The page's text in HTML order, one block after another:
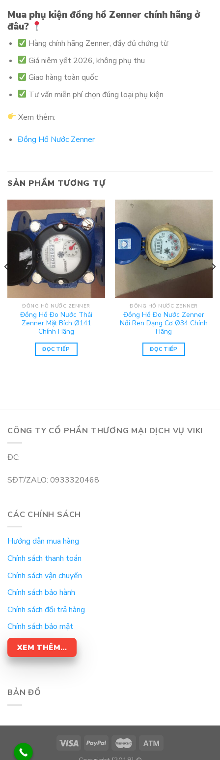
Mua phụ kiện đồng hồ Zenner chính hãng ở
đâu?
Hàng chính hãng Zenner, đầy đủ chứng từ
Giá niêm yết 2026, không phụ thu
Giao hàng toàn quốc
Tư vấn miễn phí chọn đúng loại phụ kiện
Xem thêm:
Đồng Hồ Nước Zenner
SẢN PHẨM TƯƠNG TỰ
ĐỒNG HỒ NƯỚC ZENNER
Đồng Hồ Đo Nước Thải
Zenner Mặt Bích Ø141
Chính Hãng
ĐỌC TIẾP
ĐỒNG HỒ NƯỚC ZENNER
Đồng Hồ Đo Nước Zenner
Nối Ren Dạng Cơ Ø34 Chính
Hãng
ĐỌC TIẾP
CÔNG TY CỔ PHẦN THƯƠNG MẠI DỊCH VỤ VIKI
ĐC:
SĐT/ZALO: 0933320468
CÁC CHÍNH SÁCH
Hướng dẫn mua hàng
Chính sách thanh toán
Chính sách vận chuyển
Chính sách bảo hành
Chính sách đổi trả hàng
Chính sách bảo mật
XEM THÊM…
BẢN ĐỒ